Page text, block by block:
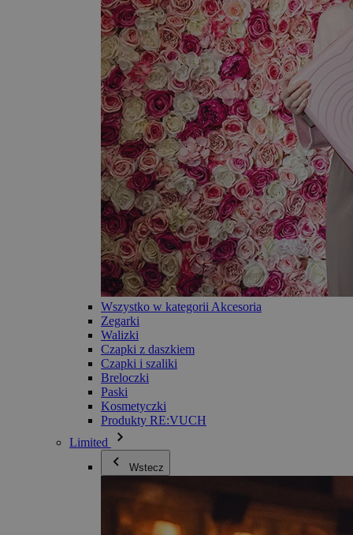
Wszystko w kategorii Akcesoria
Zegarki
Walizki
Czapki z daszkiem
Czapki i szaliki
Breloczki
Paski
Kosmetyczki
Produkty RE:VUCH
Limited
Wstecz